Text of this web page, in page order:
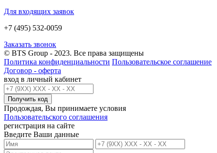
Для входящих заявок
+7 (495) 532-0059
Заказать звонок
© BTS Group - 2023. Все права защищены
Политика конфиденциальности Пользовательское соглашение
Договор - оферта
вход в личный кабинет
Получить код
Продождая, Вы принимаете условия
Пользовательского соглашения
регистрация на сайте
Введите Ваши данные